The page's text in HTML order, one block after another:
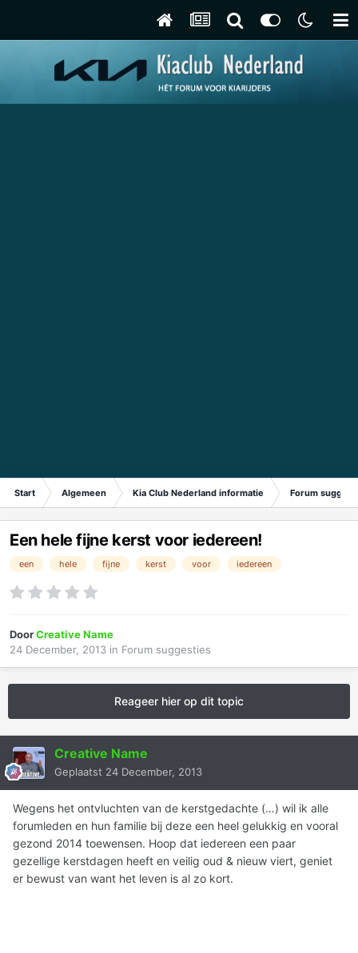
Start Algemeen Kia Club Nederland informatie Forum
Een hele fijne kerst voor iedereen!
een hele fijne kerst voor iedereen
DoorCreative Name
24 December, 2013 in Forum suggesties
Reageer hier op dit topic
Creative Name
Geplaatst 24 December, 2013
Wegens het ontvluchten van de kerstgedachte (…) wil ik alle
forumleden en hun familie bij deze een heel gelukkig en vooral
gezond 2014 toewensen. Hoop dat iedereen een paar
gezellige kerstdagen heeft en veilig oud & nieuw viert, geniet
er bewust van want het leven is al zo kort.